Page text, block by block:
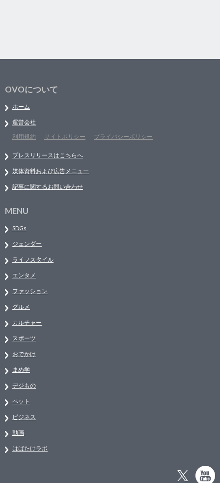
OVOについて
ホーム
運営会社
利用規約
サイトポリシー プライバシーポリシー
プレスリリースはこちらへ
媒体資料および広告メニュー
記事に関するお問い合わせ
MENU
SDGs
ジェンダー
ライフスタイル
エンタメ
ファッション
グルメ
カルチャー
スポーツ
おでかけ
まめ学
デジもの
ペット
ビジネス
動画
はばたけラボ